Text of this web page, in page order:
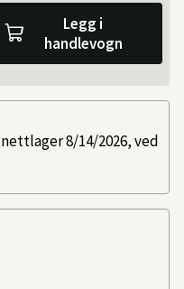
Legg i
handlevogn
8/14/2026, ved